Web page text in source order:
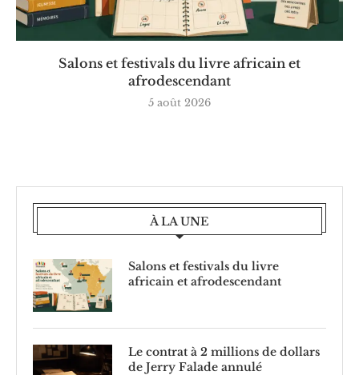
Salons et festivals du livre africain et
afrodescendant
5 août 2026
À LA UNE
Salons et festivals du livre
africain et afrodescendant
Le contrat à 2 millions de dollars
de Jerry Falade annulé